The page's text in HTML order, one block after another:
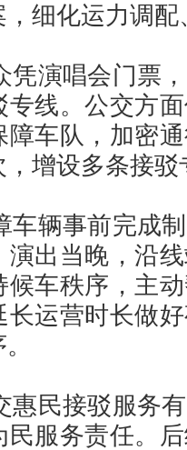
细化运力调
凭演唱会门票
专线。公交方
障车队，加密
，增设多条接
车辆事前完成
演出当晚，沿
候车秩序，主
长运营时长做
惠民接驳服务
民服务责任。